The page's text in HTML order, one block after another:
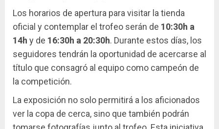
Los horarios de apertura para visitar la tienda
oficial y contemplar el trofeo serán de 10:30h a
14h y de 16:30h a 20:30h. Durante estos días, los
seguidores tendrán la oportunidad de acercarse al
título que consagró al equipo como campeón de
la competición.
La exposición no solo permitirá a los aficionados
ver la copa de cerca, sino que también podrán